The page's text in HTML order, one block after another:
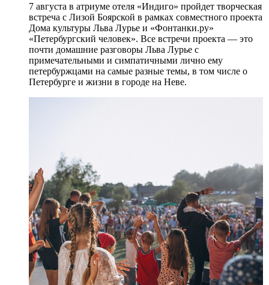
7 августа в атриуме отеля «Индиго» пройдет творческая
встреча с Лизой Боярской в рамках совместного проекта
Дома культуры Льва Лурье и «Фонтанки.ру»
«Петербургский человек». Все встречи проекта — это
почти домашние разговоры Льва Лурье с
примечательными и симпатичными лично ему
петербуржцами на самые разные темы, в том числе о
Петербурге и жизни в городе на Неве.